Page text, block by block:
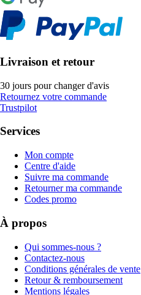
Livraison et retour
30 jours pour changer d'avis
Retournez votre commande
Trustpilot
Services
Mon compte
Centre d'aide
Suivre ma commande
Retourner ma commande
Codes promo
À propos
Qui sommes-nous ?
Contactez-nous
Conditions générales de vente
Retour & remboursement
Mentions légales